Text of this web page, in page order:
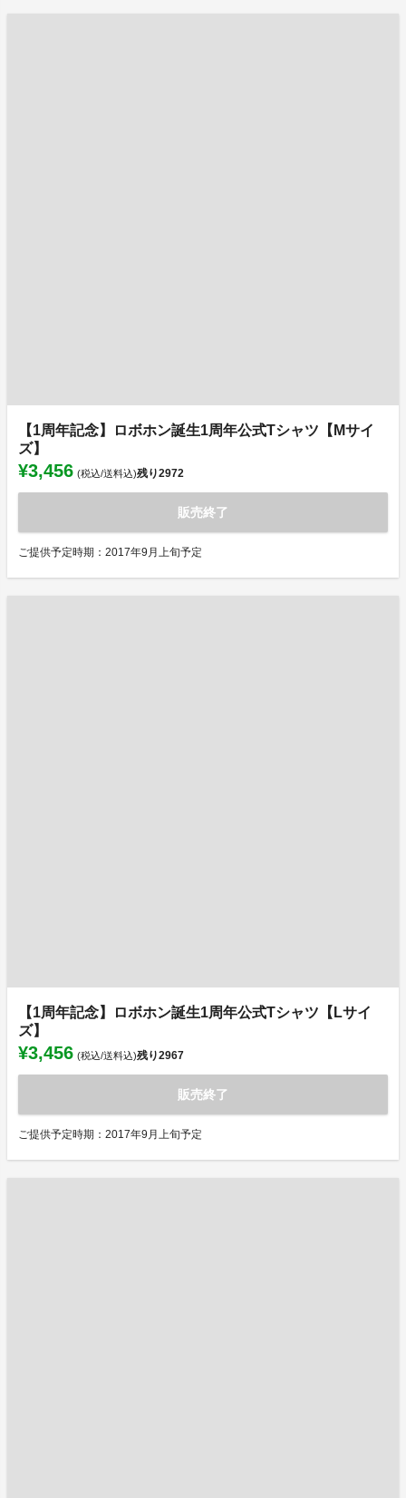
【1周年記念】ロボホン誕生1周年公式Tシャツ【Mサイ
ズ】
¥3,456 (税込/送料込)残り2972
販売終了
ご提供予定時期：2017年9月上旬予定
【1周年記念】ロボホン誕生1周年公式Tシャツ【Lサイ
ズ】
¥3,456 (税込/送料込)残り2967
販売終了
ご提供予定時期：2017年9月上旬予定